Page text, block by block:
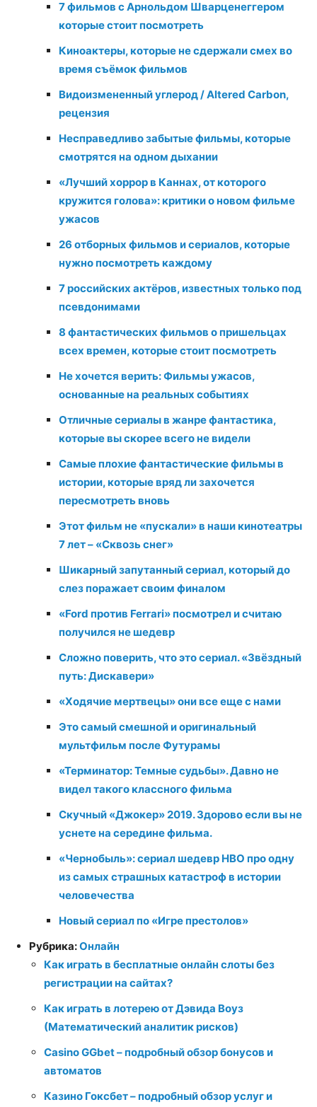
7 фильмов с Арнольдом Шварценеггером
которые стоит посмотреть
Киноактеры, которые не сдержали смех во
время съёмок фильмов
Видоизмененный углерод / Altered Carbon,
рецензия
Несправедливо забытые фильмы, которые
смотрятся на одном дыхании
«Лучший хоррор в Каннах, от которого
кружится голова»: критики о новом фильме
ужасов
26 отборных фильмов и сериалов, которые
нужно посмотреть каждому
7 российских актёров, известных только под
псевдонимами
8 фантастических фильмов о пришельцах
всех времен, которые стоит посмотреть
Не хочется верить: Фильмы ужасов,
основанные на реальных событиях
Отличные сериалы в жанре фантастика,
которые вы скорее всего не видели
Самые плохие фантастические фильмы в
истории, которые вряд ли захочется
пересмотреть вновь
Этот фильм не «пускали» в наши кинотеатры
7 лет – «Сквозь снег»
Шикарный запутанный сериал, который до
слез поражает своим финалом
«Ford против Ferrari» посмотрел и считаю
получился не шедевр
Сложно поверить, что это сериал. «Звёздный
путь: Дискавери»
«Ходячие мертвецы» они все еще с нами
Это самый смешной и оригинальный
мультфильм после Футурамы
«Терминатор: Темные судьбы». Давно не
видел такого классного фильма
Скучный «Джокер» 2019. Здорово если вы не
уснете на середине фильма.
«Чернобыль»: сериал шедевр HBO про одну
из самых страшных катастроф в истории
человечества
Новый сериал по «Игре престолов»
Рубрика:Онлайн
Как играть в бесплатные онлайн слоты без
регистрации на сайтах?
Как играть в лотерею от Дэвида Воуз
(Математический аналитик рисков)
Casino GGbet – подробный обзор бонусов и
автоматов
Казино Гоксбет – подробный обзор услуг и